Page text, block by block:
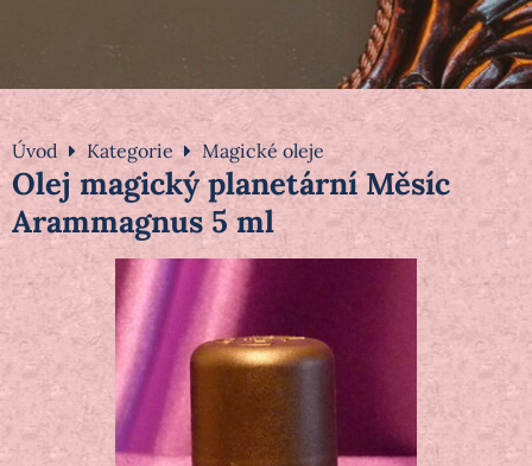
Úvod Kategorie Magické oleje
Olej magický planetární Měsíc
Arammagnus 5 ml